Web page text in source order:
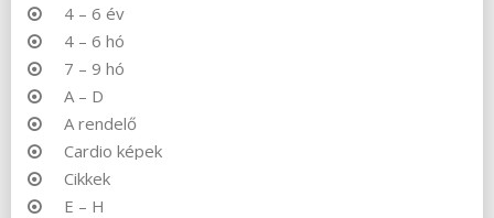
4 – 6 év
4 – 6 hó
7 – 9 hó
A – D
A rendelő
Cardio képek
Cikkek
E – H